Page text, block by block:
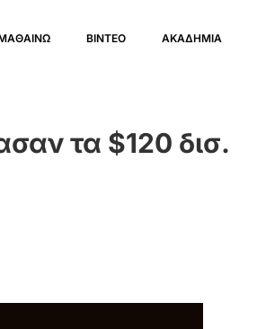
ΒΙΝΤΕΟ ΑΚΑΔΗΜΙΑ
τα $120 δισ.